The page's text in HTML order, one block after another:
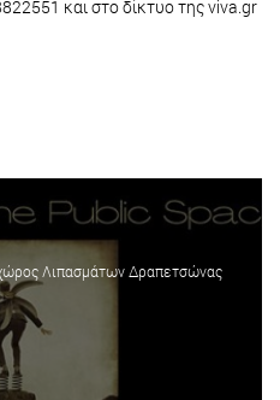
και στο δίκτυο της viva.gr
Λιπασμάτων Δραπετσώνας